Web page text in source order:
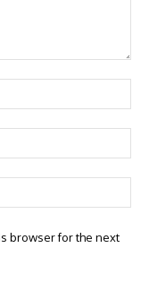
browser for the next